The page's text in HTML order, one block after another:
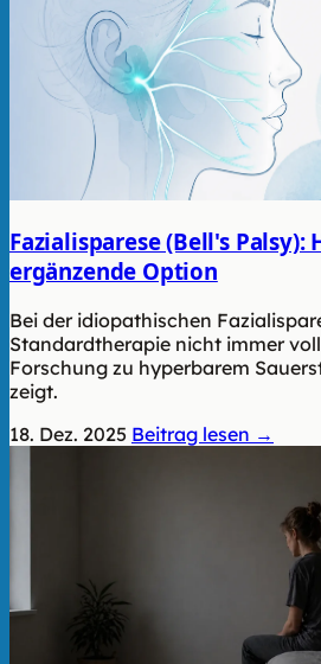
Fazialisparese (Bell's Palsy):
ergänzende Option
Bei der idiopathischen
Standardtherapie nicht immer
Forschung zu hyperbarem
zeigt.
18. Dez. 2025 Beitrag lesen →